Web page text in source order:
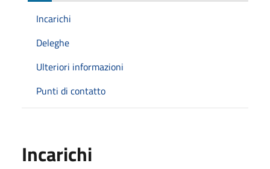
Incarichi
Deleghe
Ulteriori informazioni
Punti di contatto
Incarichi